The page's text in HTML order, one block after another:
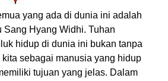
yang ada di dunia ini adalah
Sang Hyang Widhi. Tuhan
hidup di dunia ini bukan tanpa
sebagai manusia yang hidup
tujuan yang jelas. Dalam